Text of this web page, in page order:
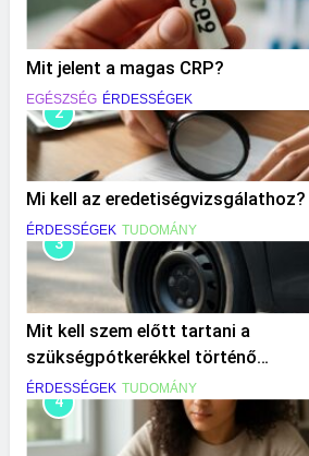
Mit jelent a magas CRP?
EGÉSZSÉG ÉRDESSÉGEK
2
Mi kell az eredetiségvizsgálathoz?
ÉRDESSÉGEK TUDOMÁNY
3
Mit kell szem előtt tartani a
szükségpótkerékkel történő
közlekedéskor?
ÉRDESSÉGEK TUDOMÁNY
4